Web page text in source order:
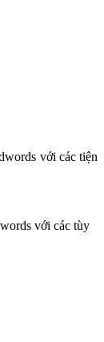
với các tiện
với các tùy